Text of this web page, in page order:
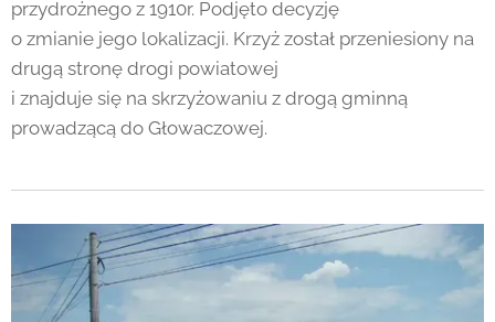
przydrożnego z 1910r. Podjęto decyzję
o zmianie jego lokalizacji. Krzyż został przeniesiony na
drugą stronę drogi powiatowej
i znajduje się na skrzyżowaniu z drogą gminną
prowadzącą do Głowaczowej.